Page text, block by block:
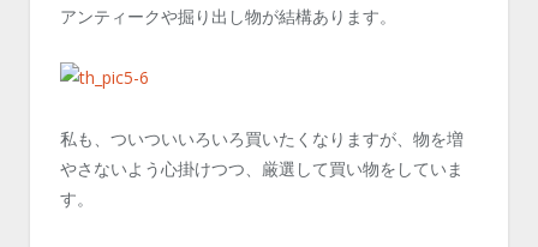
アンティークや掘り出し物が結構あります。
私も、ついついいろいろ買いたくなりますが、物を増
やさないよう心掛けつつ、厳選して買い物をしていま
す。